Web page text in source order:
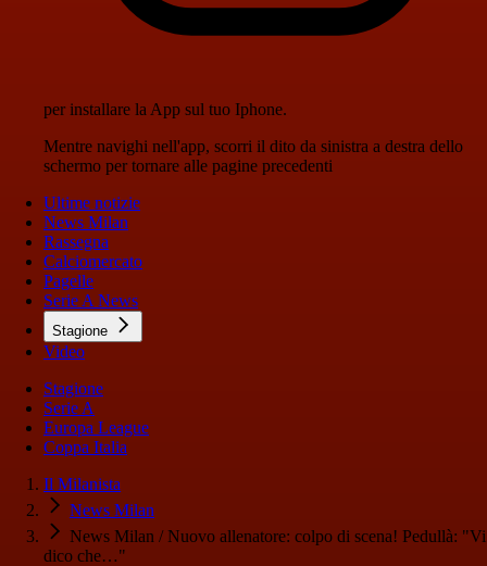
per installare la App sul tuo Iphone.
Mentre navighi nell'app, scorri il dito da sinistra a destra dello
schermo per tornare alle pagine precedenti
Ultime notizie
News Milan
Rassegna
Calciomercato
Pagelle
Serie A News
Stagione
Video
Stagione
Serie A
Europa League
Coppa Italia
Il Milanista
News Milan
News Milan / Nuovo allenatore: colpo di scena! Pedullà: "Vi
dico che…"